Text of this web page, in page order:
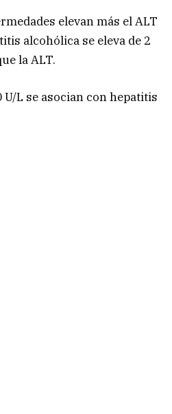
elevan más el ALT
alcohólica se eleva de 2
la ALT.
L se asocian con hepatitis